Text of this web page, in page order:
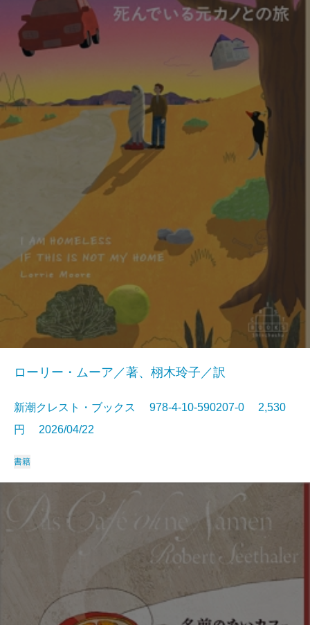
ローリー・ムーア／著、栩木玲子／訳
新潮クレスト・ブックス 978-4-10-590207-0 2,530
円 2026/04/22
書籍